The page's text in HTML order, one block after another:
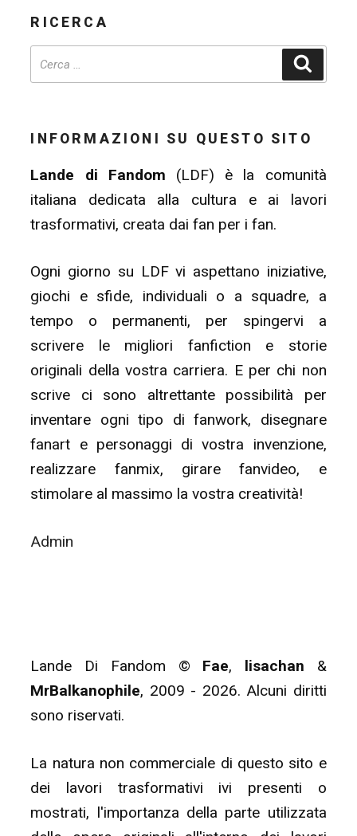
RICERCA
INFORMAZIONI SU QUESTO SITO
Lande di Fandom (LDF) è la comunità
italiana dedicata alla cultura e ai lavori
trasformativi, creata dai fan per i fan.
Ogni giorno su LDF vi aspettano iniziative,
giochi e sfide, individuali o a squadre, a
tempo o permanenti, per spingervi a
scrivere le migliori fanfiction e storie
originali della vostra carriera. E per chi non
scrive ci sono altrettante possibilità per
inventare ogni tipo di fanwork, disegnare
fanart e personaggi di vostra invenzione,
realizzare fanmix, girare fanvideo, e
stimolare al massimo la vostra creatività!
Admin
Lande Di Fandom © Fae, lisachan &
MrBalkanophile, 2009 - 2026. Alcuni diritti
sono riservati.
La natura non commerciale di questo sito e
dei lavori trasformativi ivi presenti o
mostrati, l'importanza della parte utilizzata